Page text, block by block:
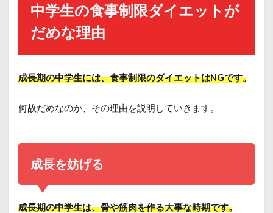
中学生の食事制限ダイエットが
だめな理由
成長期の中学生には、食事制限のダイエットはNGです。
何故だめなのか、その理由を説明していきます。
成長を妨げる
成長期の中学生は、骨や筋肉を作る大事な時期です。